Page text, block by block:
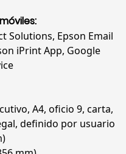
Solutions, Epson Email
iPrint App, Google
A4, oficio 9, carta,
definido por usuario